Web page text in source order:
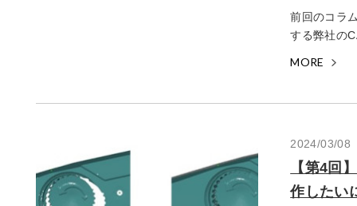
前回のコラ
する弊社の
MORE
2024/03/08
【第4回
作したい